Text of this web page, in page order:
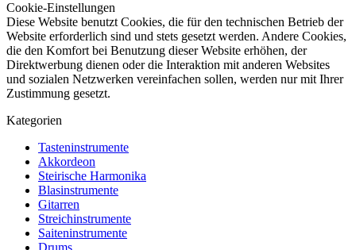
Cookie-Einstellungen
Diese Website benutzt Cookies, die für den technischen Betrieb der
Website erforderlich sind und stets gesetzt werden. Andere Cookies,
die den Komfort bei Benutzung dieser Website erhöhen, der
Direktwerbung dienen oder die Interaktion mit anderen Websites
und sozialen Netzwerken vereinfachen sollen, werden nur mit Ihrer
Zustimmung gesetzt.
Kategorien
Tasteninstrumente
Akkordeon
Steirische Harmonika
Blasinstrumente
Gitarren
Streichinstrumente
Saiteninstrumente
Drums